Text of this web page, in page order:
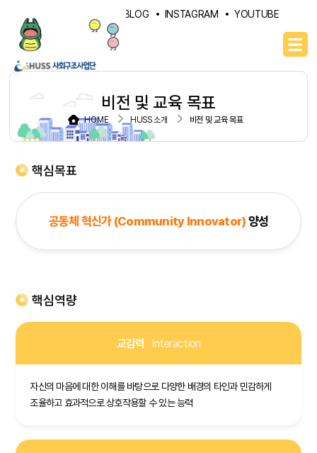
NAVER BLOG INSTAGRAM YOUTUBE
비전 및 교육 목표
HOME HUSS 소개 비전 및 교육 목표
핵심목표
공동체 혁신가 (Community Innovator) 양성
핵심역량
교감력 Interaction
자신의 마음에 대한 이해를 바탕으로 다양한 배경의 타인과 민감하게
조율하고 효과적으로 상호작용할 수 있는 능력